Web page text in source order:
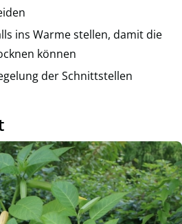
ins Warme stellen, damit die
können
der Schnittstellen